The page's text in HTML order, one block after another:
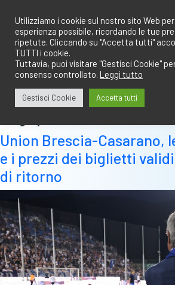
contenuto
Union Brescia-Casarano,
e i prezzi dei biglietti
di ritorno
Utilizziamo i cookie sul nostro sito Web
esperienza possibile, ricordando le tue
ripetute. Cliccando su "Accetta tutti"
TUTTI i cookie.
Tuttavia, puoi visitare "Gestisci Cookie"
consenso controllato. Leggi tutto
Gestisci Cookie Accetta tutti